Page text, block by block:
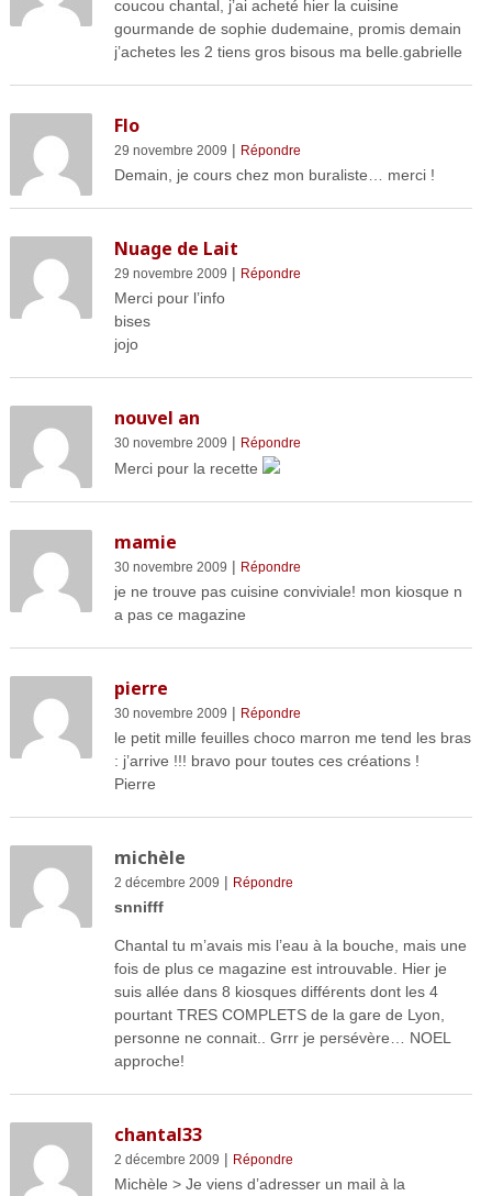
coucou chantal, j’ai acheté hier la cuisine
gourmande de sophie dudemaine, promis demain
j’achetes les 2 tiens gros bisous ma belle.gabrielle
Flo
29 novembre 2009 | Répondre
Demain, je cours chez mon buraliste… merci !
Nuage de Lait
29 novembre 2009 | Répondre
Merci pour l’info
bises
jojo
nouvel an
30 novembre 2009 | Répondre
Merci pour la recette
mamie
30 novembre 2009 | Répondre
je ne trouve pas cuisine conviviale! mon kiosque n
a pas ce magazine
pierre
30 novembre 2009 | Répondre
le petit mille feuilles choco marron me tend les bras
: j’arrive !!! bravo pour toutes ces créations !
Pierre
michèle
2 décembre 2009 | Répondre
snnifff
Chantal tu m’avais mis l’eau à la bouche, mais une
fois de plus ce magazine est introuvable. Hier je
suis allée dans 8 kiosques différents dont les 4
pourtant TRES COMPLETS de la gare de Lyon,
personne ne connait.. Grrr je persévère… NOEL
approche!
chantal33
2 décembre 2009 | Répondre
Michèle > Je viens d’adresser un mail à la